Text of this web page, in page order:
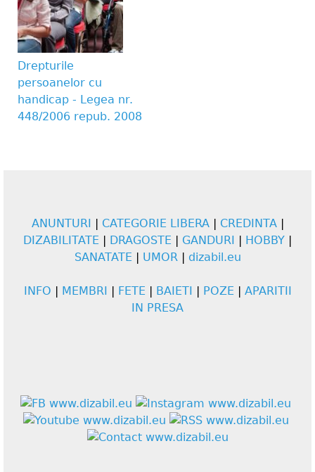
Drepturile
persoanelor cu
handicap - Legea nr.
448/2006 repub. 2008
ANUNTURI | CATEGORIE LIBERA| CREDINTA|
DIZABILITATE | DRAGOSTE | GANDURI | HOBBY |
SANATATE | UMOR | dizabil.eu
INFO | MEMBRI | FETE | BAIETI | POZE | APARITII
IN PRESA